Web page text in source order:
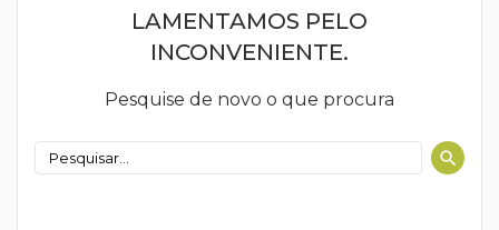
LAMENTAMOS PELO
INCONVENIENTE.
Pesquise de novo o que procura